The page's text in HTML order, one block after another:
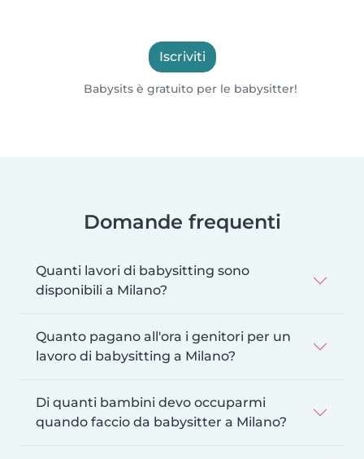
Iscriviti
Babysits è gratuito per le babysitter!
Domande frequenti
Quanti lavori di babysitting sono
disponibili a Milano?
Quanto pagano all'ora i genitori per un
lavoro di babysitting a Milano?
Di quanti bambini devo occuparmi
quando faccio da babysitter a Milano?